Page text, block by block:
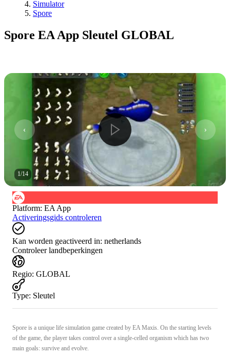
Simulator
Spore
Spore EA App Sleutel GLOBAL
1/14
Platform: EA App
Activeringsgids controleren
Kan worden geactiveerd in: netherlands
Controleer landbeperkingen
Regio: GLOBAL
Type: Sleutel
Spore is a unique life simulation game created by EA Maxis. On the starting levels
of the game, the player takes control over a single-celled organism which has two
main goals: survive and evolve.